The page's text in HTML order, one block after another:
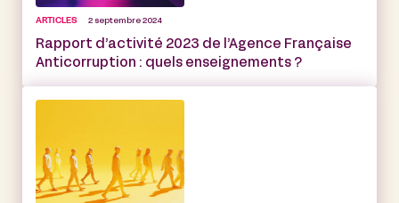
ARTICLES 2 septembre 2024
Rapport d’activité 2023 de l’Agence Française
Anticorruption : quels enseignements ?